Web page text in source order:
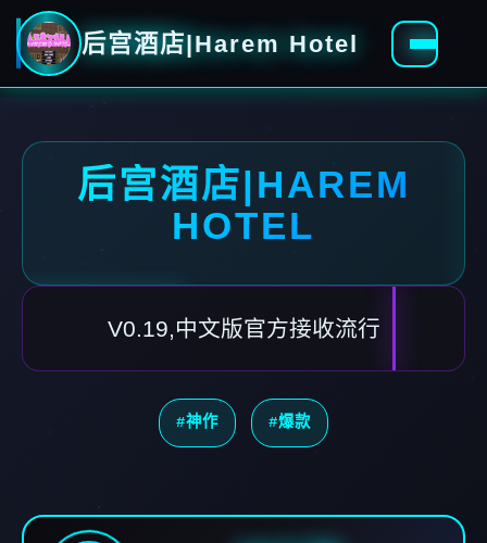
后宫酒店|Harem Hotel
后宫酒店|HAREM
HOTEL
V0.19,中文版官方接收流行
#神作 #爆款